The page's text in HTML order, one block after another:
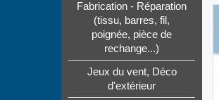
Fabrication - Réparation
(tissu, barres, fil,
poignée, pièce de
rechange...)
Jeux du vent, Déco
d'extérieur